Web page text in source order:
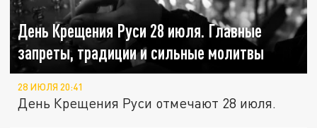
День Крещения Руси 28 июля. Главные
запреты, традиции и сильные молитвы
28 ИЮЛЯ 20:41
День Крещения Руси отмечают 28 июля.